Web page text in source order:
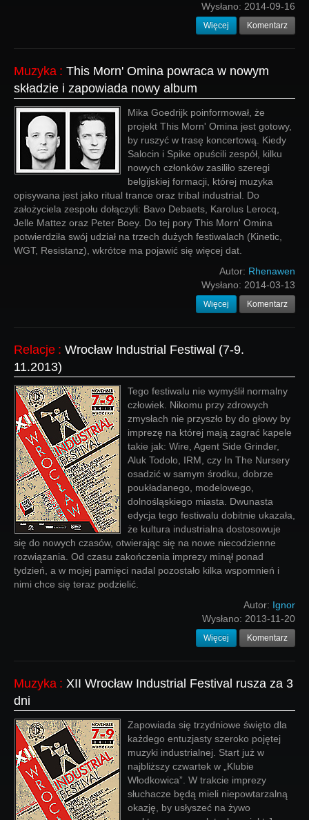
Wysłano: 2014-09-16
Więcej Komentarz
Muzyka : This Morn' Omina powraca w nowym
składzie i zapowiada nowy album
Mika Goedrijk poinformował, że
projekt This Morn' Omina jest gotowy,
by ruszyć w trasę koncertową. Kiedy
Salocin i Spike opuścili zespół, kilku
nowych członków zasiliło szeregi
belgijskiej formacji, której muzyka
opisywana jest jako ritual trance oraz tribal industrial. Do
założyciela zespołu dołączyli: Bavo Debaets, Karolus Lerocq,
Jelle Mattez oraz Peter Boey. Do tej pory This Morn' Omina
potwierdziła swój udział na trzech dużych festiwalach (Kinetic,
WGT, Resistanz), wkrótce ma pojawić się więcej dat.
Autor: Rhenawen
Wysłano: 2014-03-13
Więcej Komentarz
Relacje : Wrocław Industrial Festiwal (7-9.
11.2013)
Tego festiwalu nie wymyślił normalny
człowiek. Nikomu przy zdrowych
zmysłach nie przyszło by do głowy by
imprezę na której mają zagrać kapele
takie jak: Wire, Agent Side Grinder,
Aluk Todolo, IRM, czy In The Nursery
osadzić w samym środku, dobrze
poukładanego, modelowego,
dolnośląskiego miasta. Dwunasta
edycja tego festiwalu dobitnie ukazała,
że kultura industrialna dostosowuje
się do nowych czasów, otwierając się na nowe niecodzienne
rozwiązania. Od czasu zakończenia imprezy minął ponad
tydzień, a w mojej pamięci nadal pozostało kilka wspomnień i
nimi chce się teraz podzielić.
Autor: Ignor
Wysłano: 2013-11-20
Więcej Komentarz
Muzyka : XII Wrocław Industrial Festival rusza za 3
dni
Zapowiada się trzydniowe święto dla
każdego entuzjasty szeroko pojętej
muzyki industrialnej. Start już w
najbliższy czwartek w „Klubie
Włodkowica”. W trakcie imprezy
słuchacze będą mieli niepowtarzalną
okazję, by usłyszeć na żywo